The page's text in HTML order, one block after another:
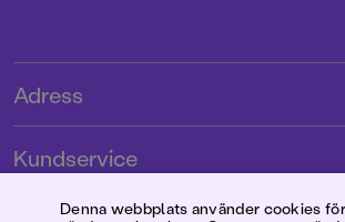
Adress
Kundservice
Kontakta oss
Denna webbplats använder cookies